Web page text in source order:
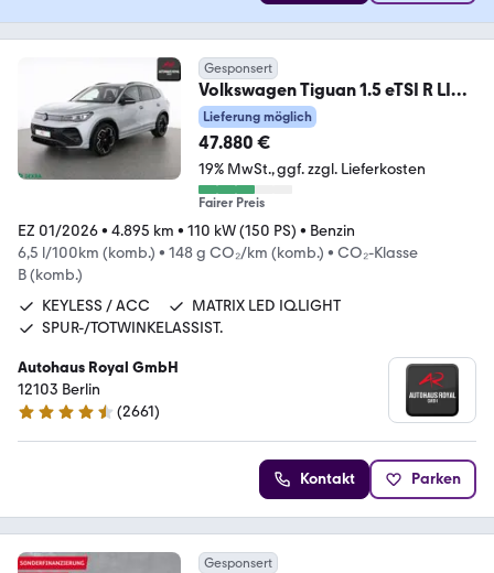
Gesponsert
Volkswagen Tiguan 1.5 eTSI R LINE
STANDHZ,HUD,360°,MASSAGE
Lieferung möglich
47.880 €
19% MwSt. ggf. zzgl. Lieferkosten
Fairer Preis
EZ 01/2026• 4.895 km • 110 kW (150 PS) • Benzin
6,5 l/100km (komb.) • 148 g CO₂/km (komb.) • CO₂-Klasse
B (komb.)
KEYLESS / ACC
MATRIX LED IQ.LIGHT
SPUR-/TOTWINKELASSIST.
Autohaus Royal GmbH
12103 Berlin
4.6 Sterne
(2661)
Kontakt Parken
Gesponsert